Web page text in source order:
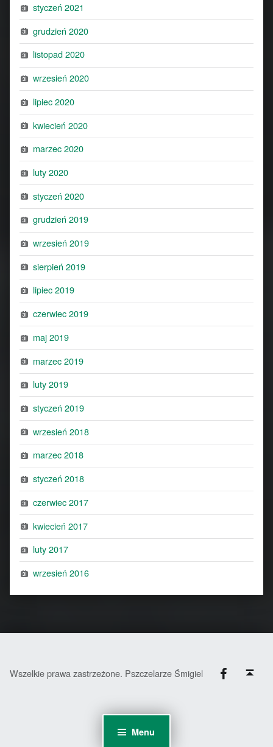
Menu
styczeń 2021
grudzień 2020
listopad 2020
wrzesień 2020
lipiec 2020
kwiecień 2020
marzec 2020
luty 2020
styczeń 2020
grudzień 2019
wrzesień 2019
sierpień 2019
lipiec 2019
czerwiec 2019
maj 2019
marzec 2019
luty 2019
styczeń 2019
wrzesień 2018
marzec 2018
styczeń 2018
czerwiec 2017
kwiecień 2017
luty 2017
wrzesień 2016
Wszelkie prawa zastrzeżone. Pszczelarze Śmigiel